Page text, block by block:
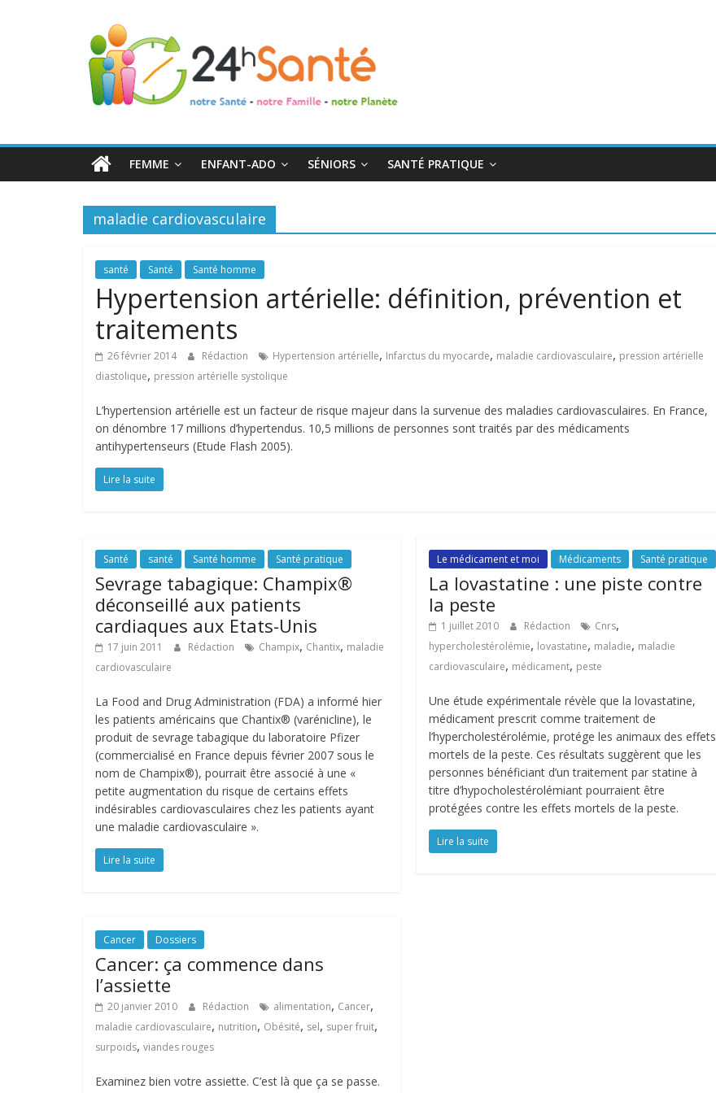
24h
Santé
toute
famille
FEMME ENFANT-ADO SÉNIORS SANTÉ PRATIQUE
maladie cardiovasculaire
santé Santé Santé homme
Hypertension artérielle: définition, prévention et
traitements
26 février 2014 Rédaction Hypertension artérielle, Infarctus du myocarde, maladie cardiovasculaire, pression artérielle
diastolique, pression artérielle systolique
L’hypertension artérielle est un facteur de risque majeur dans la survenue des maladies cardiovasculaires. En France,
on dénombre 17 millions d’hypertendus. 10,5 millions de personnes sont traités par des médicaments
antihypertenseurs (Etude Flash 2005).
Lire la suite
Santé santé Santé homme Santé pratique
Sevrage tabagique: Champix®
déconseillé aux patients
cardiaques aux Etats-Unis
17 juin 2011 Rédaction Champix, Chantix, maladie
cardiovasculaire
La Food and Drug Administration (FDA) a informé hier
les patients américains que Chantix® (varénicline), le
produit de sevrage tabagique du laboratoire Pfizer
(commercialisé en France depuis février 2007 sous le
nom de Champix®), pourrait être associé à une «
petite augmentation du risque de certains effets
indésirables cardiovasculaires chez les patients ayant
une maladie cardiovasculaire ».
Lire la suite
Le médicament et moi Médicaments Santé pratique
La lovastatine : une piste contre
la peste
1 juillet 2010 Rédaction Cnrs,
hypercholestérolémie, lovastatine, maladie, maladie
cardiovasculaire, médicament, peste
Une étude expérimentale révèle que la lovastatine,
médicament prescrit comme traitement de
l’hypercholestérolémie, protége les animaux des effets
mortels de la peste. Ces résultats suggèrent que les
personnes bénéficiant d’un traitement par statine à
titre d’hypocholestérolémiant pourraient être
protégées contre les effets mortels de la peste.
Lire la suite
Cancer Dossiers
Cancer: ça commence dans
l’assiette
20 janvier 2010 Rédaction alimentation, Cancer,
maladie cardiovasculaire, nutrition, Obésité, sel, super fruit,
surpoids, viandes rouges
Examinez bien votre assiette. C’est là que ça se passe.